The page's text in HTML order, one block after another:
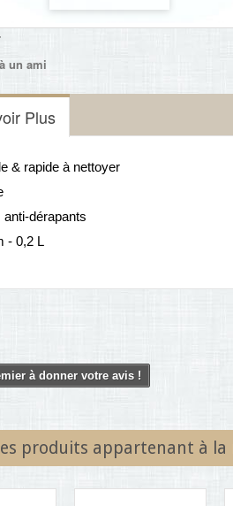
un ami
Plus
& rapide à nettoyer
anti-dérapants
- 0,2 L
à donner votre avis !
produits appartenant à la